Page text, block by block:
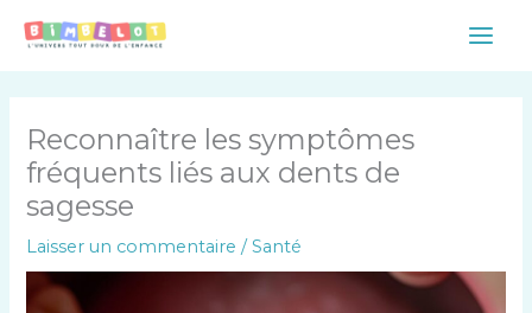
Main
Reconnaître les symptômes
fréquents liés aux dents de
sagesse
Laisser un commentaire /Santé